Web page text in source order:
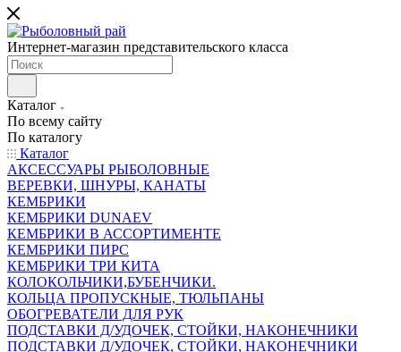
Интернет-магазин представительского класса
Каталог
По всему сайту
По каталогу
Каталог
АКСЕССУАРЫ РЫБОЛОВНЫЕ
ВЕРЕВКИ, ШНУРЫ, КАНАТЫ
КЕМБРИКИ
КЕМБРИКИ DUNAEV
КЕМБРИКИ В АССОРТИМЕНТЕ
КЕМБРИКИ ПИРС
КЕМБРИКИ ТРИ КИТА
КОЛОКОЛЬЧИКИ,БУБЕНЧИКИ.
КОЛЬЦА ПРОПУСКНЫЕ, ТЮЛЬПАНЫ
ОБОГРЕВАТЕЛИ ДЛЯ РУК
ПОДСТАВКИ Д/УДОЧЕК, СТОЙКИ, НАКОНЕЧНИКИ
ПОДСТАВКИ Д/УДОЧЕК, СТОЙКИ, НАКОНЕЧНИКИ